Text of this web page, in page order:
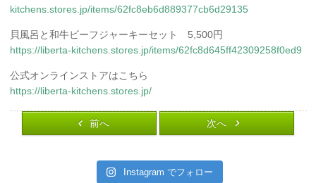
kitchens.stores.jp/items/62fc8eb6d889377cb6d29135
貝風呂と和牛ビーフジャーキーセット 5,500円
https://liberta-kitchens.stores.jp/items/62fc8d645ff42309258f0ed9
公式オンラインストアはこちら
https://liberta-kitchens.stores.jp/
前へ 次へ
Instagram でフォロー